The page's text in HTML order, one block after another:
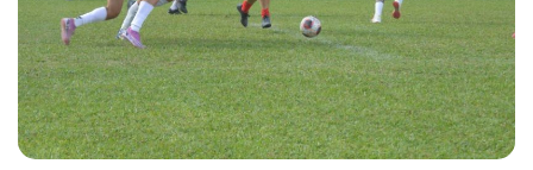
Secretarias
Administração
Agricultura e Meio Ambiente